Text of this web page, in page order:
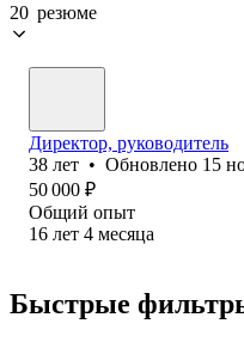
20 резюме
Директор, руководитель
38 лет • Обновлено 15
50 000 ₽
Общий опыт
16 лет 4 месяца
Быстрые